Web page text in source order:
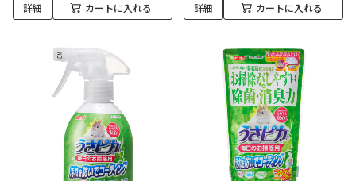
詳細 カートに入れる 詳細 カートに入れる